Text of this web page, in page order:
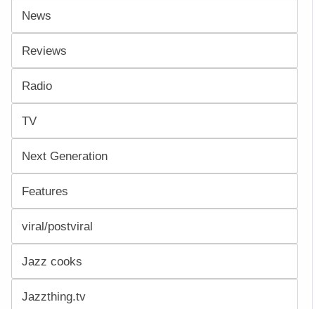
News
Reviews
Radio
TV
Next Generation
Features
viral/postviral
Jazz cooks
Jazzthing.tv